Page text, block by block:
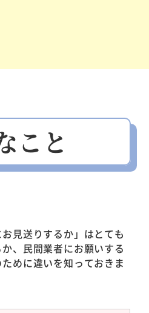
こと
見送りするか」はとても
、民間業者にお願いする
めに違いを知っておきま